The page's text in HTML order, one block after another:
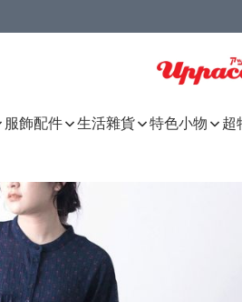
服飾配件 生活雜貨 特色小物 超